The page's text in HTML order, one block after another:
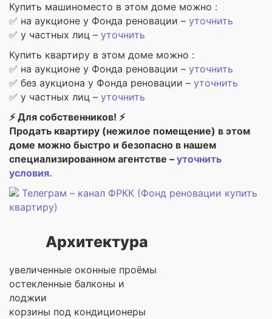
Купить машиноместо в этом доме можно :
✅ на аукционе у Фонда реновации – уточнить
✅ у частных лиц – уточнить
Купить квартиру в этом доме можно :
✅ на аукционе у Фонда реновации – уточнить
✅ без аукциона у Фонда реновации – уточнить
✅ у частных лиц – уточнить
⚡ Для собственников! ⚡
Продать квартиру (нежилое помещение) в этом
доме можно быстро и безопасно в нашем
специализированном агентстве – уточнить
условия.
Телеграм – канал ФРКК (Фонд реновации купить
квартиру)
Архитектура
увеличенные оконные проёмы
остекленные балконы и
лоджии
корзины под кондиционеры